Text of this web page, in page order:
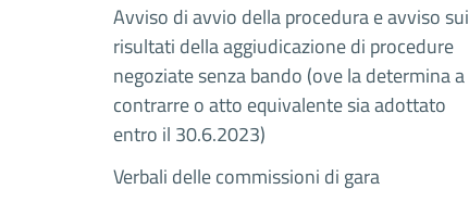
Avviso di avvio della procedura e avviso sui
risultati della aggiudicazione di procedure
negoziate senza bando (ove la determina a
contrarre o atto equivalente sia adottato
entro il 30.6.2023)
Verbali delle commissioni di gara